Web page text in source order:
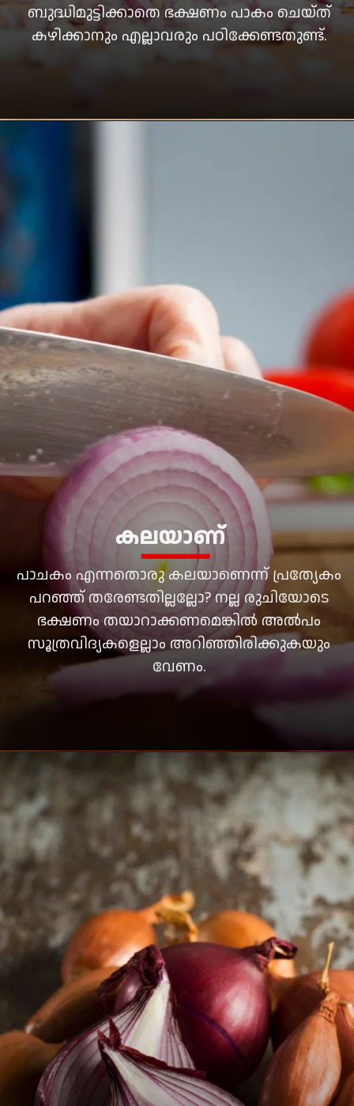
ബുദ്ധിമുട്ടിക്കാതെ ഭക്ഷണം പാകം ചെയ്ത്
കഴിക്കാനും എല്ലാവരും പഠിക്കേണ്ടതുണ്ട്.
പാചകം എന്നതൊരു കലയാണെന്ന് പ്രത്യേകം
പറഞ്ഞ് തരേണ്ടതില്ലല്ലോ? നല്ല രുചിയോടെ
ഭക്ഷണം തയാറാക്കണമെങ്കില്‍ അല്‍പം
സൂത്രവിദ്യകളെല്ലാം അറിഞ്ഞിരിക്കുകയും
വേണം.
കലയാണ്